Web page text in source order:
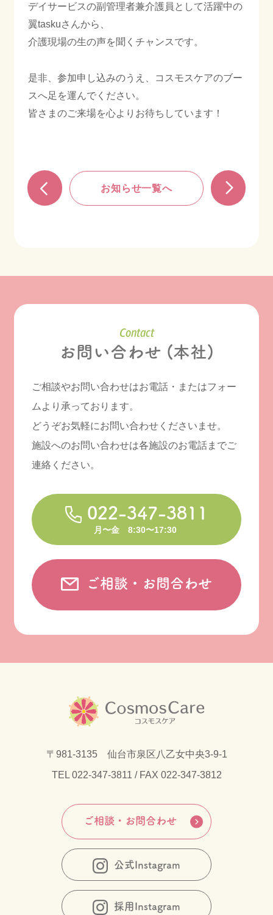
デイサービスの副管理者兼介護員として活躍中の
翼taskuさんから、
介護現場の生の声を聞くチャンスです。
是非、参加申し込みのうえ、コスモスケアのブー
スへ足を運んでください。
皆さまのご来場を心よりお待ちしています！
お知らせ一覧へ
Contact
お問い合わせ (本社)
ご相談やお問い合わせはお電話・またはフォー
ムより承っております。
どうぞお気軽にお問い合わせくださいませ。
施設へのお問い合わせは各施設のお電話までご
連絡ください。
022-347-3811
月〜金 8:30〜17:30
ご相談・お問合わせ
〒981-3135 仙台市泉区八乙女中央3-9-1
TEL 022-347-3811 / FAX 022-347-3812
ご相談・お問合わせ
公式Instagram
採用Instagram